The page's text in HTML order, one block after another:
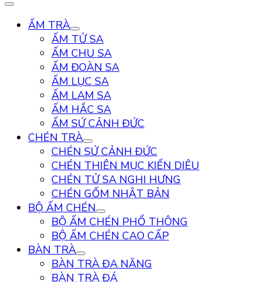
ẤM TRÀ
ẤM TỬ SA
ẤM CHU SA
ẤM ĐOÀN SA
ẤM LỤC SA
ẤM LAM SA
ẤM HẮC SA
ẤM SỨ CẢNH ĐỨC
CHÉN TRÀ
CHÉN SỨ CẢNH ĐỨC
CHÉN THIÊN MỤC KIẾN DIÊU
CHÉN TỬ SA NGHI HƯNG
CHÉN GỐM NHẬT BẢN
BỘ ẤM CHÉN
BỘ ẤM CHÉN PHỔ THÔNG
BỘ ẤM CHÉN CAO CẤP
BÀN TRÀ
BÀN TRÀ ĐA NĂNG
BÀN TRÀ ĐÁ